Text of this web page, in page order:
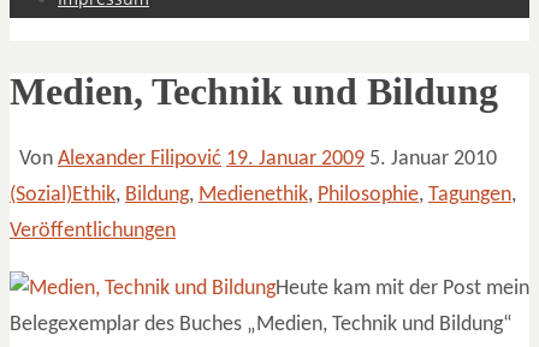
Medien, Technik und Bildung
Von Alexander Filipović 19. Januar 2009 5. Januar 2010
(Sozial)Ethik, Bildung, Medienethik, Philosophie, Tagungen,
Veröffentlichungen
Heute kam mit der Post mein
Belegexemplar des Buches „Medien, Technik und Bildung“